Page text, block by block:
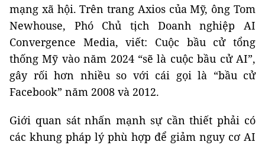
mạng xã hội. Trên trang Axios của Mỹ, ông Tom
Newhouse, Phó Chủ tịch Doanh nghiệp AI
Convergence Media, viết: Cuộc bầu cử tổng
thống Mỹ vào năm 2024 “sẽ là cuộc bầu cử AI”,
gây rối hơn nhiều so với cái gọi là “bầu cử
Facebook” năm 2008 và 2012.
Giới quan sát nhấn mạnh sự cần thiết phải có
các khung pháp lý phù hợp để giảm nguy cơ AI